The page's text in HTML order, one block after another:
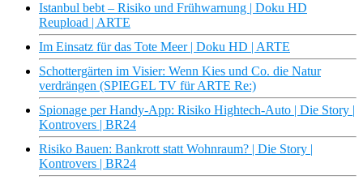
Istanbul bebt – Risiko und Frühwarnung | Doku HD
Reupload | ARTE
Im Einsatz für das Tote Meer | Doku HD | ARTE
Schottergärten im Visier: Wenn Kies und Co. die Natur
verdrängen (SPIEGEL TV für ARTE Re:)
Spionage per Handy-App: Risiko Hightech-Auto | Die Story |
Kontrovers | BR24
Risiko Bauen: Bankrott statt Wohnraum? | Die Story |
Kontrovers | BR24